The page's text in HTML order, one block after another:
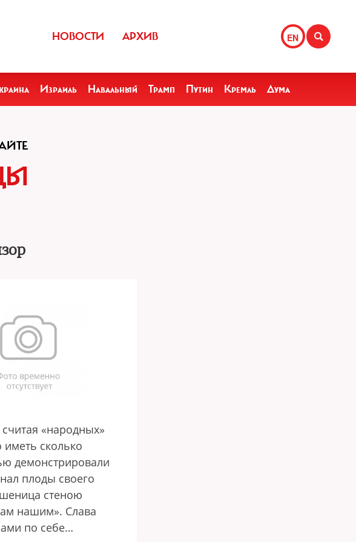
EN
НОВОСТИ АРХИВ
Израиль Навальный Трамп Путин Кремль Дума
«народных»
сколько
демонстрировали
плоды своего
стеною
нашим». Слава
по себе…